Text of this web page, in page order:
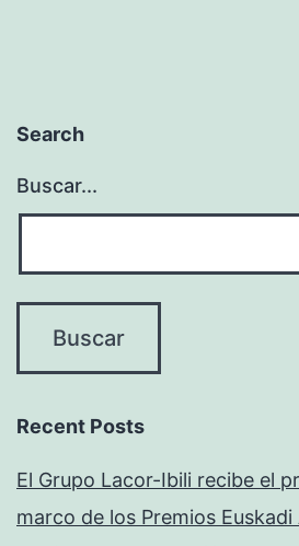
Search
Buscar...
Recent Posts
El Grupo Lacor-Ibili recibe el
marco de los Premios